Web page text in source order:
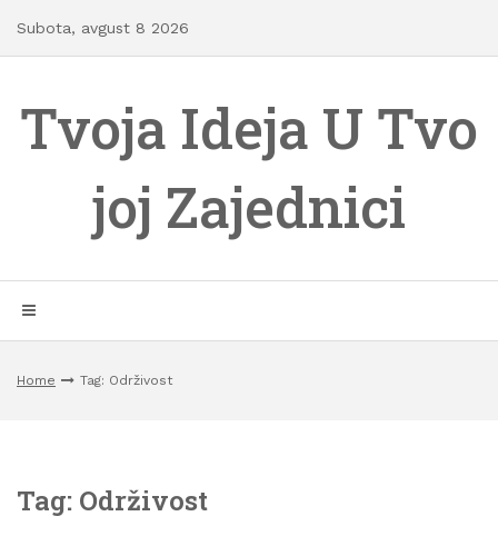
content
Subota, avgust 8 2026
Tvoja Ideja U Tvo
joj Zajednici
Home Tag: Održivost
Tag: Održivost